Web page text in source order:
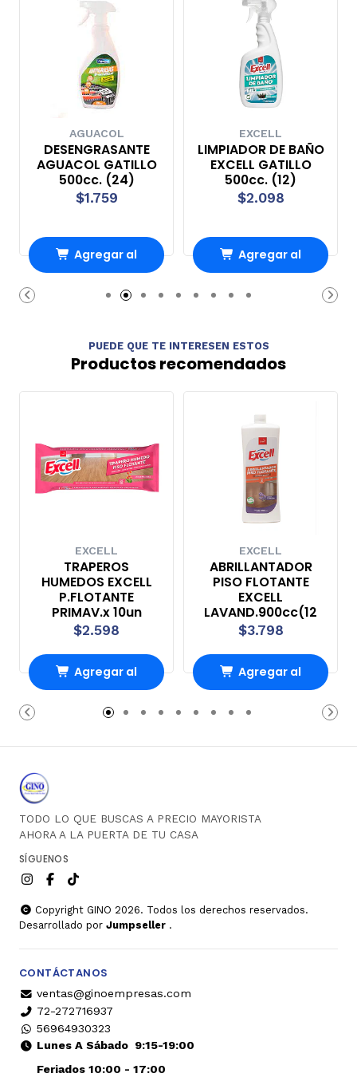
AGUACOL
DESENGRASANTE
AGUACOL GATILLO
500cc. (24)
$1.759
Agregar al
carrito
EXCELL
LIMPIADOR DE BAÑO
EXCELL GATILLO
500cc. (12)
$2.098
Agregar al
carrito
PUEDE QUE TE INTERESEN ESTOS
Productos recomendados
EXCELL
TRAPEROS
HUMEDOS EXCELL
P.FLOTANTE
PRIMAV.x 10un
$2.598
Agregar al
carrito
EXCELL
ABRILLANTADOR
PISO FLOTANTE
EXCELL
LAVAND.900cc(12
$3.798
Agregar al
carrito
TODO LO QUE BUSCAS A PRECIO MAYORISTA
AHORA A LA PUERTA DE TU CASA
SÍGUENOS
Copyright GINO 2026. Todos los derechos reservados.
Desarrollado por Jumpseller .
CONTÁCTANOS
ventas@ginoempresas.com
72-272716937
56964930323
Lunes A Sábado9:15-19:00
Feriados 10:00 - 17:00